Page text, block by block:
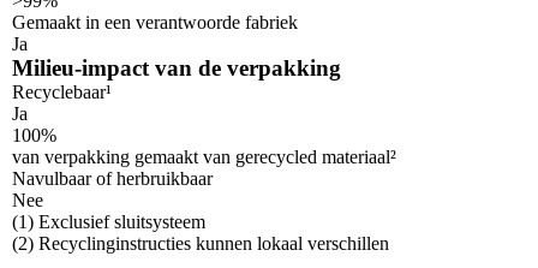
Gemaakt in een verantwoorde fabriek
Ja
Milieu-impact van de verpakking
Recyclebaar¹
Ja
100%
van verpakking gemaakt van gerecycled materiaal²
Navulbaar of herbruikbaar
Nee
Footnotes
(1) Exclusief sluitsysteem
(2) Recyclinginstructies kunnen lokaal verschillen